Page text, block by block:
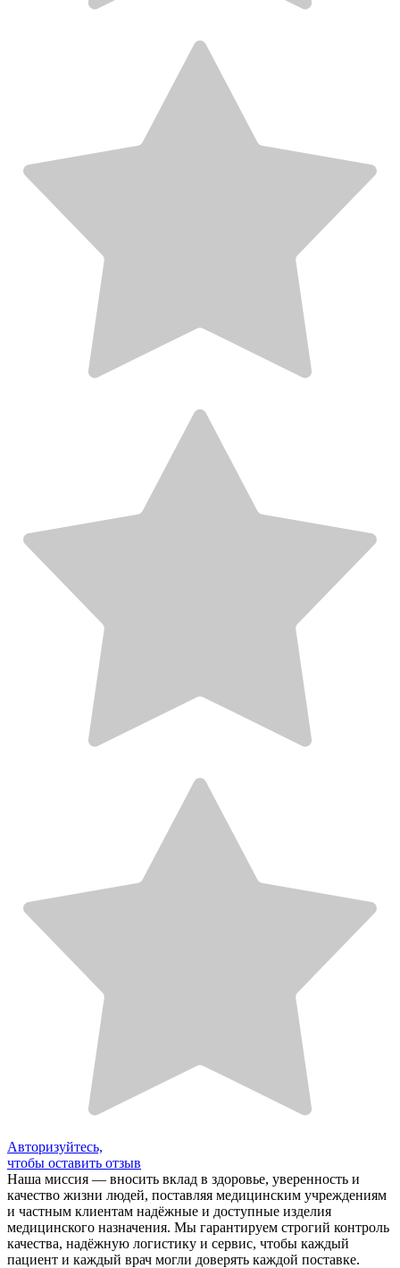
Авторизуйтесь,
чтобы оставить отзыв
Наша миссия — вносить вклад в здоровье, уверенность и
качество жизни людей, поставляя медицинским учреждениям
и частным клиентам надёжные и доступные изделия
медицинского назначения. Мы гарантируем строгий контроль
качества, надёжную логистику и сервис, чтобы каждый
пациент и каждый врач могли доверять каждой поставке.